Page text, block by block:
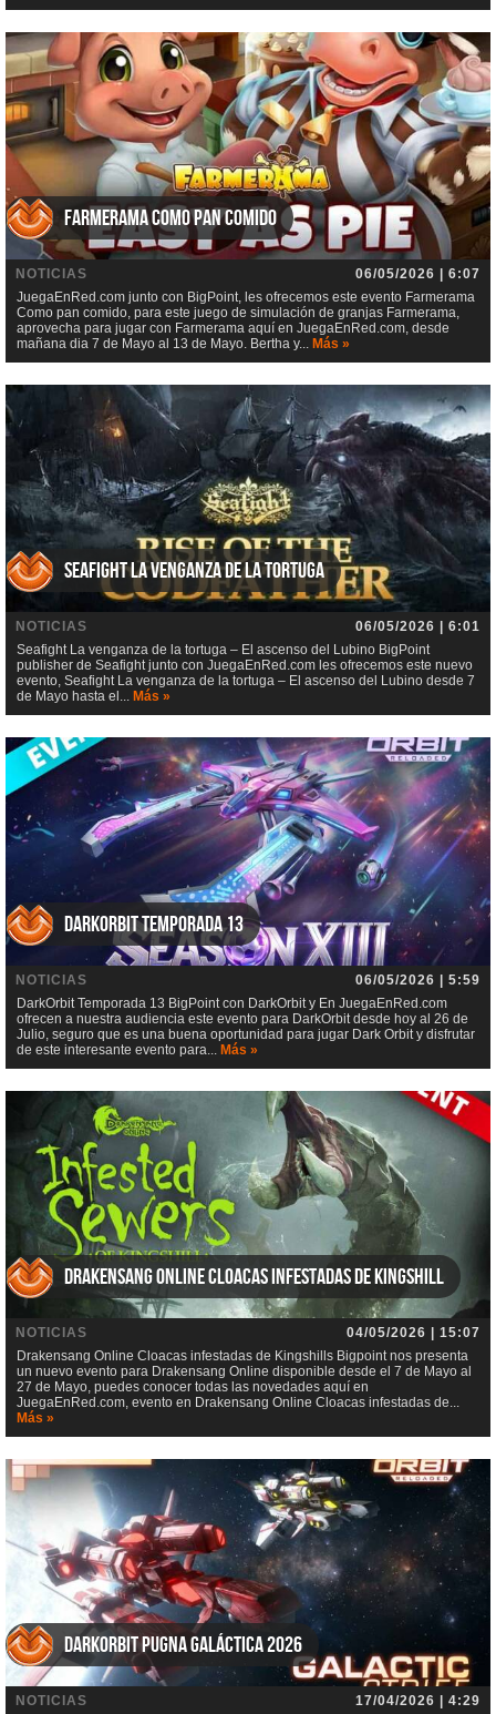
Farmerama Como pan comido
NOTICIAS
06/05/2026 | 6:07
JuegaEnRed.com junto con BigPoint, les ofrecemos este evento Farmerama
Como pan comido, para este juego de simulación de granjas Farmerama,
aprovecha para jugar con Farmerama aquí en JuegaEnRed.com, desde
mañana dia 7 de Mayo al 13 de Mayo. Bertha y... Más »
Seafight La venganza de la tortuga
NOTICIAS
06/05/2026 | 6:01
Seafight La venganza de la tortuga – El ascenso del Lubino BigPoint
publisher de Seafight junto con JuegaEnRed.com les ofrecemos este nuevo
evento, Seafight La venganza de la tortuga – El ascenso del Lubino desde 7
de Mayo hasta el... Más »
DarkOrbit Temporada 13
NOTICIAS
06/05/2026 | 5:59
DarkOrbit Temporada 13 BigPoint con DarkOrbit y En JuegaEnRed.com
ofrecen a nuestra audiencia este evento para DarkOrbit desde hoy al 26 de
Julio, seguro que es una buena oportunidad para jugar Dark Orbit y disfrutar
de este interesante evento para... Más »
Drakensang Online Cloacas infestadas de Kingshill
NOTICIAS
04/05/2026 | 15:07
Drakensang Online Cloacas infestadas de Kingshills Bigpoint nos presenta
un nuevo evento para Drakensang Online disponible desde el 7 de Mayo al
27 de Mayo, puedes conocer todas las novedades aquí en
JuegaEnRed.com, evento en Drakensang Online Cloacas infestadas de...
Más »
DarkOrbit Pugna galáctica 2026
NOTICIAS 17/04/2026 | 4:29